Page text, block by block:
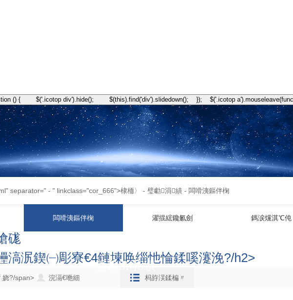
璧勮涓績
separator=" - " linkclass="cor_666">棣栭〉 - 璧勮涓績 - 闆嗗洟鏂伴椈
闆嗗洟鏂伴椈 濯掍綋鑱氱劍 鎷涙爣淇℃伅
硥
滈泦鍥㈠彫寮€4鏈堜唤缁忚惀鍒嗘瀽浼?/h2>
娆?/span> 浣滆€咃細 杩斿洖鍒楄〃